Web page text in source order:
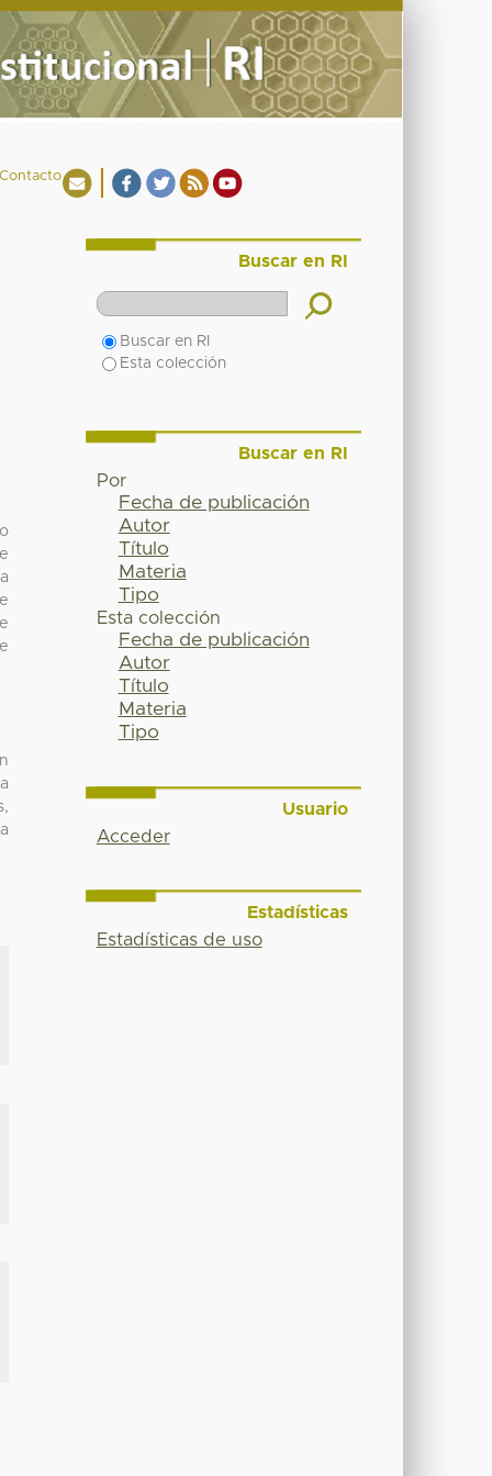
Contacto
Buscar en RI
Buscar en RI
Esta colección
Buscar en RI
Por
Fecha de publicación
Autor
Título
Materia
Tipo
Esta colección
Fecha de publicación
Autor
Título
Materia
Tipo
Usuario
Acceder
Estadísticas
Estadísticas de uso